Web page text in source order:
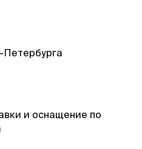
и оснащение по